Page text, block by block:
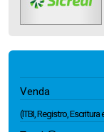
Venda
(ITBI, Registro,